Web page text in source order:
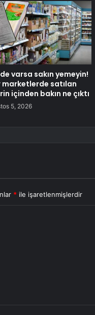
varsa sakın yemeyin!
marketlerde satılan
içinden bakın ne çıktı
5, 2026
* ile işaretlenmişlerdir